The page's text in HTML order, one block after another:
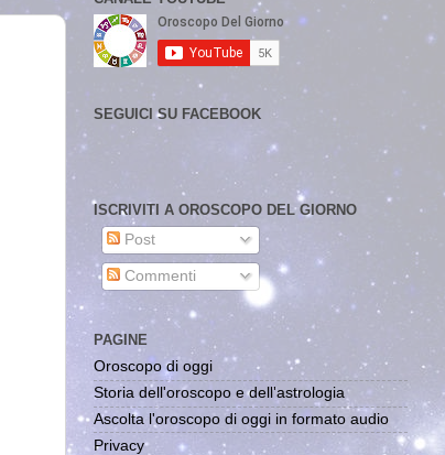
SEGUICI SU FACEBOOK
ISCRIVITI A OROSCOPO DEL GIORNO
Post
Commenti
PAGINE
Oroscopo di oggi
Storia dell'oroscopo e dell'astrologia
Ascolta l'oroscopo di oggi in formato audio
Privacy